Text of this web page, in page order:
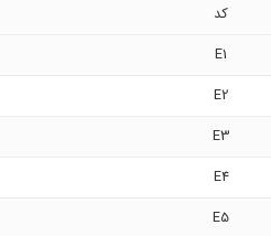
کد
E1
E2
E3
E4
E5